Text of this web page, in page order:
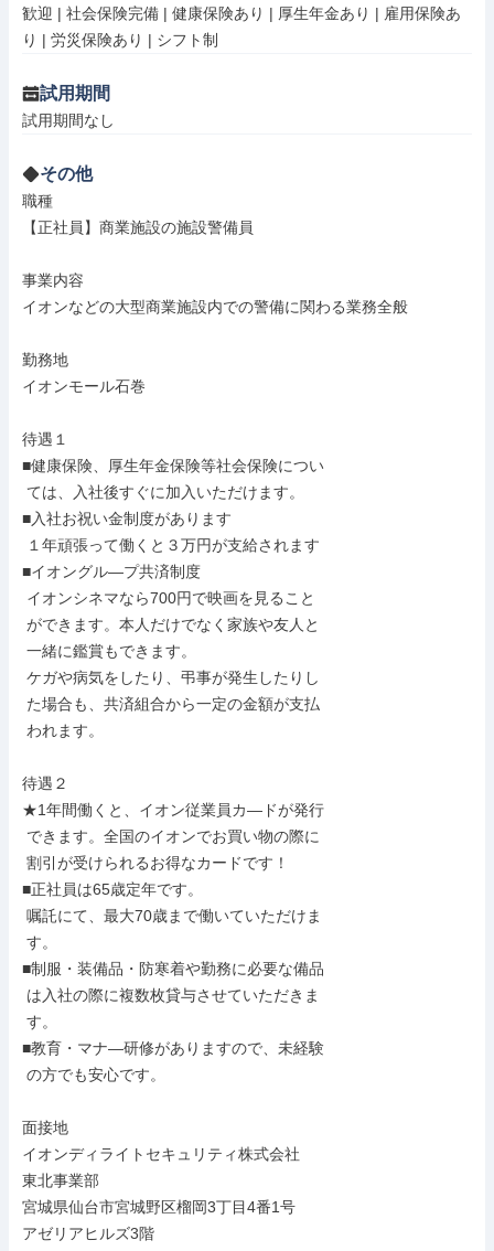
歓迎 | 社会保険完備 | 健康保険あり | 厚生年金あり | 雇用保険あ
り | 労災保険あり | シフト制
試用期間
試用期間なし
その他
職種
【正社員】商業施設の施設警備員
事業内容
イオンなどの大型商業施設内での警備に関わる業務全般
勤務地
イオンモール石巻
待遇１
■健康保険、厚生年金保険等社会保険につい
■入社お祝い金制度があります
■イオングル―プ共済制度
待遇２
★1年間働くと、イオン従業員カ―ドが発行
■正社員は65歳定年です。
■制服・装備品・防寒着や勤務に必要な備品
■教育・マナ―研修がありますので、未経験
面接地
イオンディライトセキュリティ株式会社
東北事業部
宮城県仙台市宮城野区榴岡3丁目4番1号
アゼリアヒルズ3階